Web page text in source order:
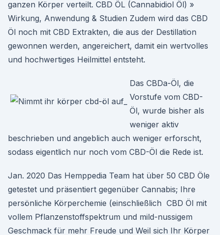
ganzen Körper verteilt. CBD ÖL (Cannabidiol Öl) »
Wirkung, Anwendung & Studien Zudem wird das CBD
Öl noch mit CBD Extrakten, die aus der Destillation
gewonnen werden, angereichert, damit ein wertvolles
und hochwertiges Heilmittel entsteht.
Das CBDa-Öl, die
Vorstufe vom CBD-
Öl, wurde bisher als
weniger aktiv
beschrieben und angeblich auch weniger erforscht,
sodass eigentlich nur noch vom CBD-Öl die Rede ist.
Jan. 2020 Das Hemppedia Team hat über 50 CBD Öle
getestet und präsentiert gegenüber Cannabis; Ihre
persönliche Körperchemie (einschließlich CBD Öl mit
vollem Pflanzenstoffspektrum und mild-nussigem
Geschmack für mehr Freude und Weil sich Ihr Körper